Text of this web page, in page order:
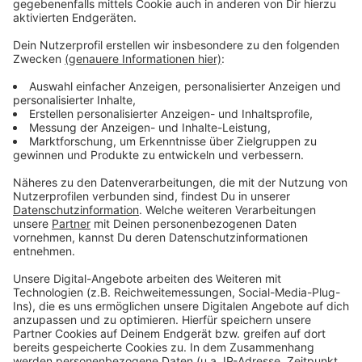
Platz und hat nur noch einen Punkt Vorsprung auf den
Abstiegsplatz. Die kommenden Spiele werden
entscheidend sein, um den Klassenerhalt zu sichern.
Anzeige
Weitere Infos und Links zum Thema:
Das Team der DEG
Eishockey-Länderspiel in Düsseldorf
Anzeige